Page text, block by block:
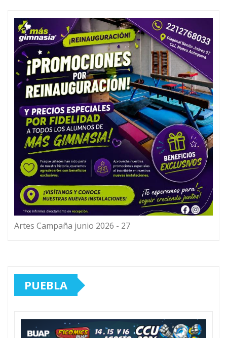
Artes Campaña junio 2026 - 27
PUEBLA